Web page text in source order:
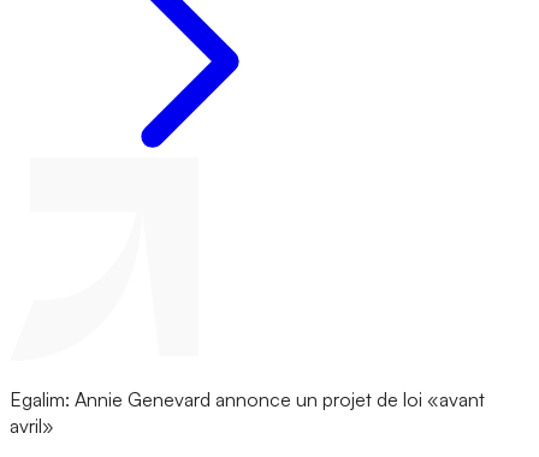
Egalim: Annie Genevard annonce un projet de loi «avant
avril»